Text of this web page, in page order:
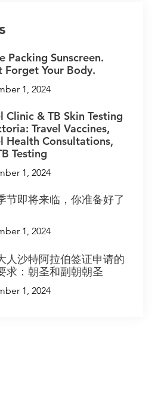
Packing Sunscreen.
Forget Your Body.
1, 2024
Clinic & TB Skin Testing
Travel Vaccines,
Health Consultations,
Testing
1, 2024
节即将来临，你准备好了
1, 2024
人沙特阿拉伯签证申请的
求：朝圣和副朝朝圣
1, 2024